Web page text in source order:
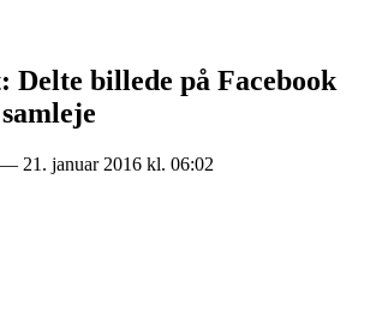
Delte billede på Facebook
— 21. januar 2016 kl. 06:02